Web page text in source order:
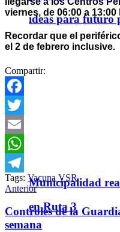
ideas para futuro
Municipalidad
en Ruta 3
viernes, de 06:00 a 13:00
Recordar que el
el 2 de febrero inclusive.
Compartir:
Facebook
Twitter
Email
WhatsApp
Telegram
Tags: Vacuna VSR
Anterior
Controles de la
semana